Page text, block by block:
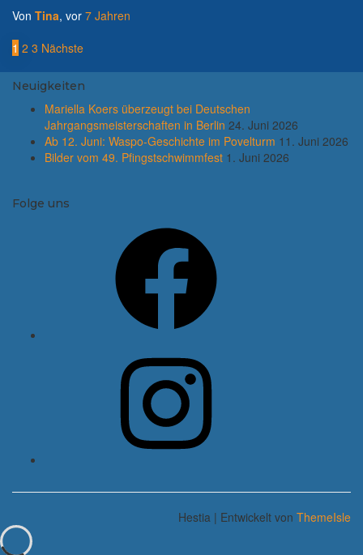
Von Tina, vor 7 Jahren
Seitennummerierung
der
Beiträge
1 2 3 Nächste
Neuigkeiten
Mariella Koers überzeugt bei Deutschen
Jahrgangsmeisterschaften in Berlin 24. Juni 2026
Ab 12. Juni: Waspo-Geschichte im Povelturm 11. Juni 2026
Bilder vom 49. Pfingstschwimmfest 1. Juni 2026
Folge uns
Hestia | Entwickelt von ThemeIsle